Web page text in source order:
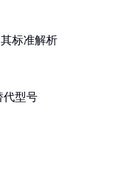
标准解析
代型号